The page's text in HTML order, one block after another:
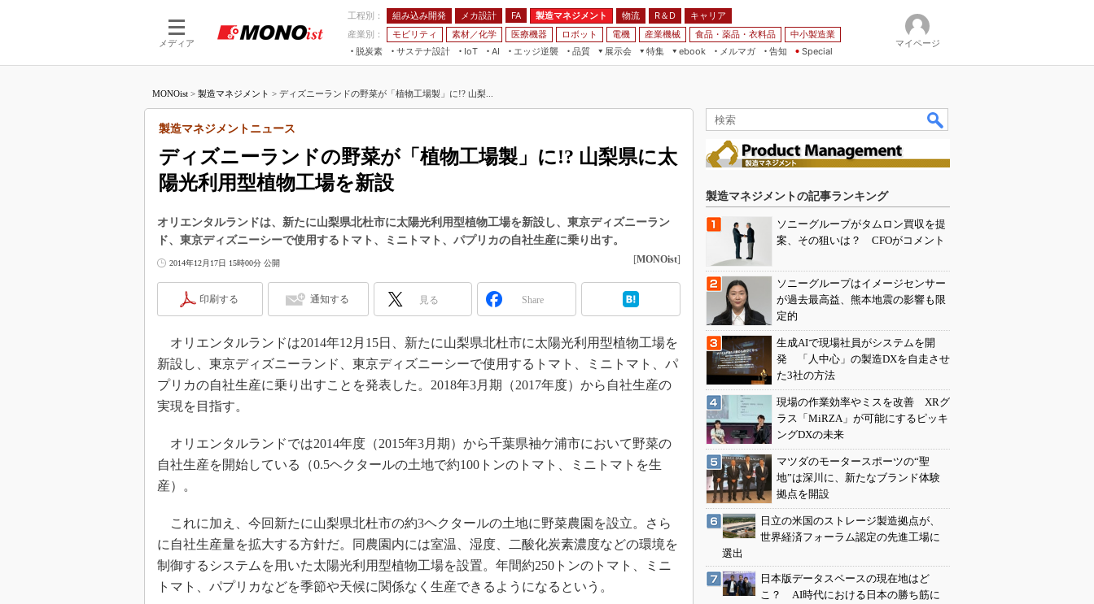
メディア
工程別： 組み込み開発 メカ設計 FA 製造マネジメント 物流 R＆D
キャリア
産業別：
モビリティ 素材／化学 医療機器 ロボット 電機 産業機械 食品・薬品・衣料品
中小製造業
脱炭素
サステナ設計
IoT
つながる工場
AI
AI×設備保全
エッジ逆襲 品質
展示会
JIMTOF
IIFES
TECHNO-FRONTIER
スマート工場EXPO
EdgeTech+
AUTOMOTIVE WORLD
産業オープンネット展
特集
つながるクルマ
VR／AR
フィールドサービス
組み込み画像技術
組み込みモデリング
車載ソフト開発
ISO26262
無償設計ツール
3Dプリンタ
デジタルツインとCAE
インダストリー4.0
イノベーション
メイドインジャパン
植物工場
知財マネジメント
海外生産
ebook
FA
メルマガ
告知 Special
マイページ
MONOist > 製造マネジメント > ディズニーランドの野菜が「植物工場製」に!? 山梨...
ディズニーランドの野菜が「植物工場製」に!? 山梨県に太
陽光利用型植物工場を新設
製造マネジメントニュース
オリエンタルランドは、新たに山梨県北杜市に太陽光利用型植物工場を新設し、東京ディズニーラン
ド、東京ディズニーシーで使用するトマト、ミニトマト、パプリカの自社生産に乗り出す。
2014年12月17日 15時00分 公開 [MONOist]
印刷する 通知する 見る Share
オリエンタルランドは2014年12月15日、新たに山梨県北杜市に太陽光利用型植物工場を
新設し、東京ディズニーランド、東京ディズニーシーで使用するトマト、ミニトマト、パ
プリカの自社生産に乗り出すことを発表した。2018年3月期（2017年度）から自社生産の
実現を目指す。
オリエンタルランドでは2014年度（2015年3月期）から千葉県袖ケ浦市において野菜の
自社生産を開始している（0.5ヘクタールの土地で約100トンのトマト、ミニトマトを生
産）。
これに加え、今回新たに山梨県北杜市の約3ヘクタールの土地に野菜農園を設立。さら
に自社生産量を拡大する方針だ。同農園内には室温、湿度、二酸化炭素濃度などの環境を
制御するシステムを用いた太陽光利用型植物工場を設置。年間約250トンのトマト、ミニ
トマト、パプリカなどを季節や天候に関係なく生産できるようになるという。
製造マネジメントの記事ランキング
ソニーグループがタムロン買収を提
案、その狙いは？ CFOがコメント
ソニーグループはイメージセンサー
が過去最高益、熊本地震の影響も限
定的
生成AIで現場社員がシステムを開
発 「人中心」の製造DXを自走させ
た3社の方法
現場の作業効率やミスを改善 XRグ
ラス「MiRZA」が可能にするピッキ
ングDXの未来
マツダのモータースポーツの“聖
地”は深川に、新たなブランド体験
拠点を開設
日立の米国のストレージ製造拠点が、
世界経済フォーラム認定の先進工場に
選出
日本版データスペースの現在地はど
こ？ AI時代における日本の勝ち筋に